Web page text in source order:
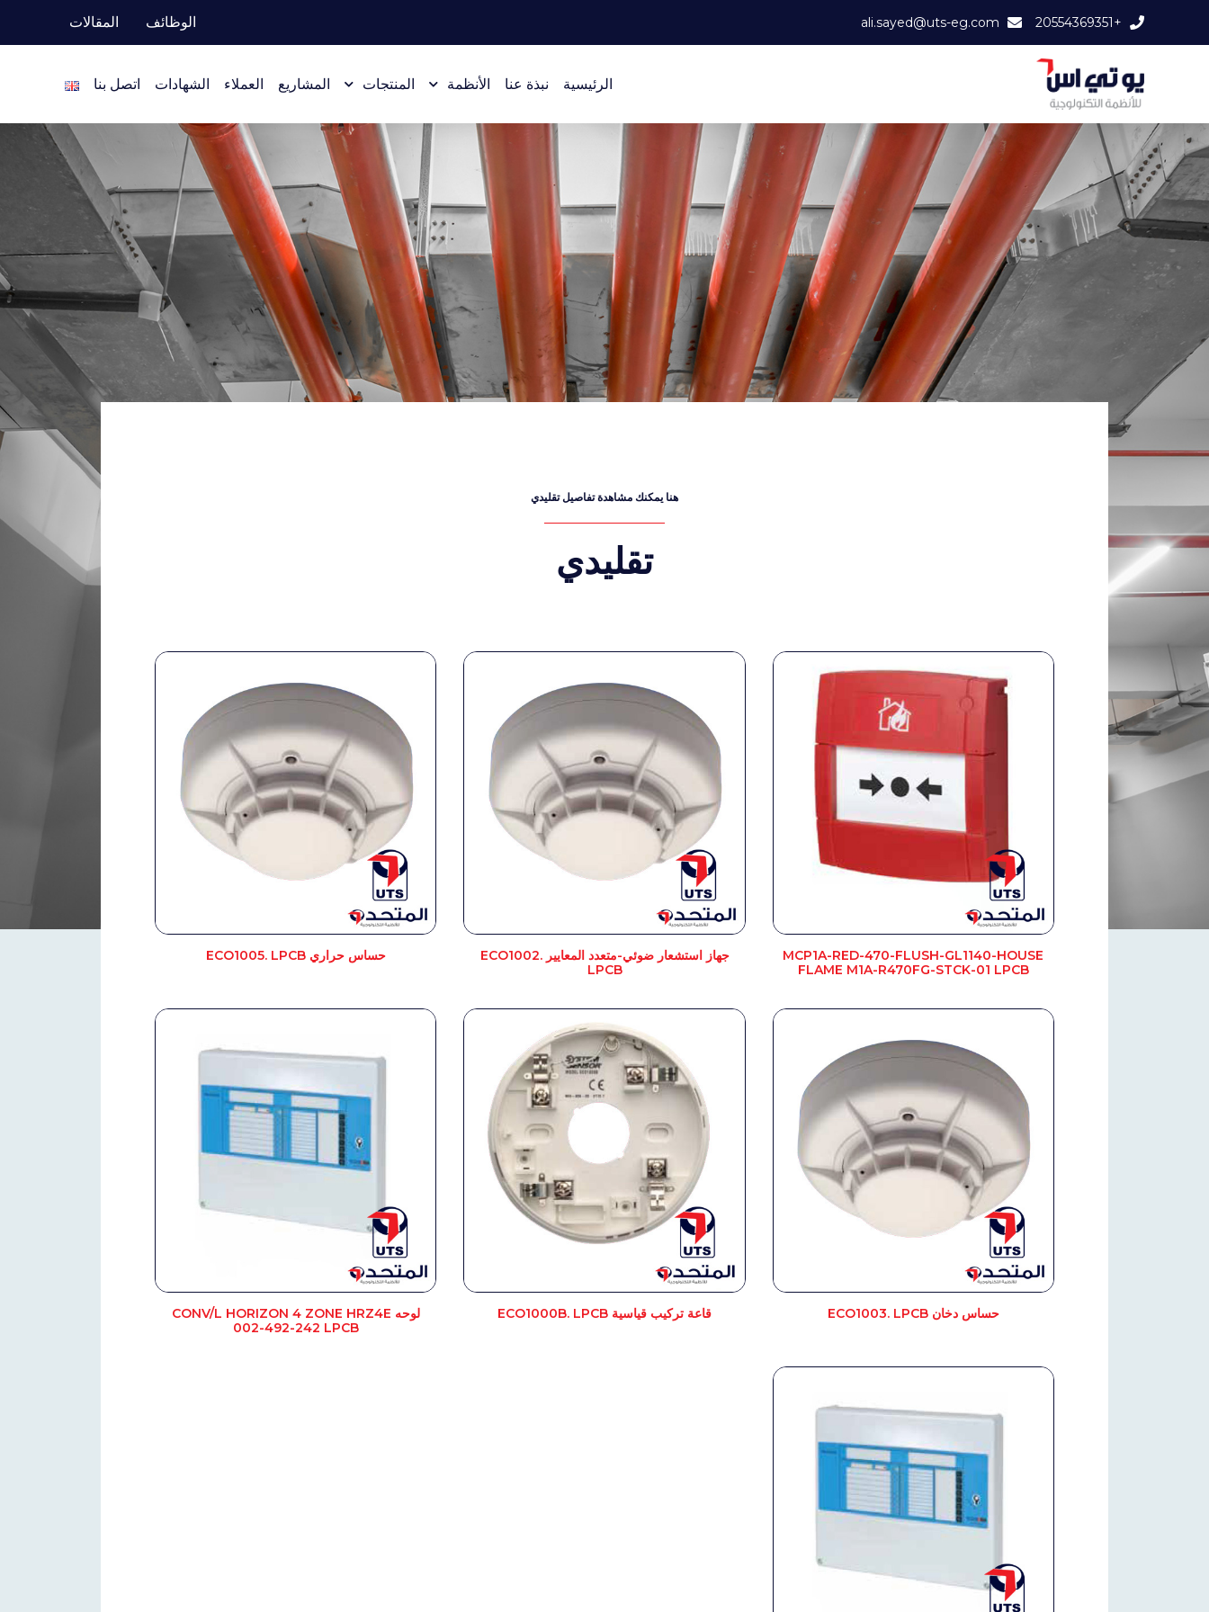
+20554369351
ali.sayed@uts-eg.com الوظائف المقالات
الرئيسية نبذة عنا الأنظمة المنتجات المشاريع العملاء الشهادات اتصل بنا
هنا يمكنك مشاهدة تفاصيل تقليدي
تقليدي
MCP1A-RED-470-FLUSH-GL1140-HOUSE
FLAME M1A-R470FG-STCK-01 LPCB
جهاز استشعار ضوئي-متعدد المعايير ECO1002.
LPCB
حساس حراري ECO1005. LPCB
حساس دخان ECO1003. LPCB قاعة تركيب قياسية ECO1000B. LPCB
لوحه CONV/L HORIZON 4 ZONE HRZ4E
002-492-242 LPCB